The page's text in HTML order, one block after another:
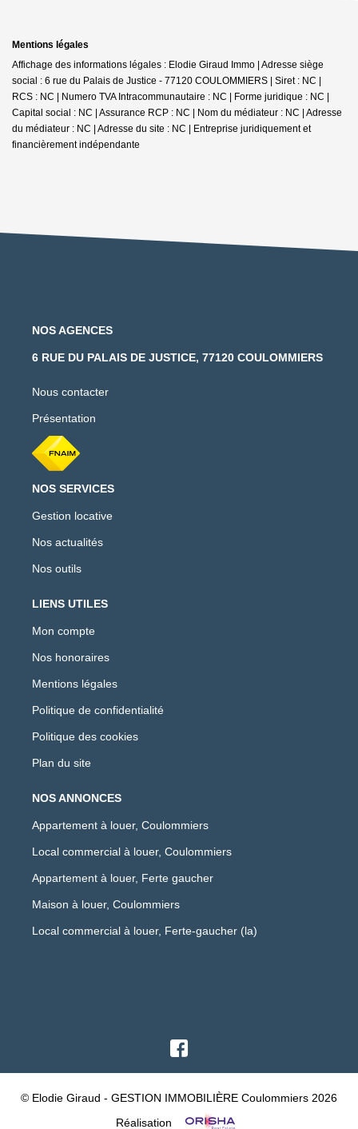
Mentions légales
Affichage des informations légales : Elodie Giraud Immo | Adresse siège
social : 6 rue du Palais de Justice - 77120 COULOMMIERS | Siret : NC |
RCS : NC | Numero TVA Intracommunautaire : NC | Forme juridique : NC |
Capital social : NC | Assurance RCP : NC | Nom du médiateur : NC | Adresse
du médiateur : NC | Adresse du site : NC | Entreprise juridiquement et
financièrement indépendante
NOS AGENCES
6 RUE DU PALAIS DE JUSTICE, 77120 COULOMMIERS
Nous contacter
Présentation
NOS SERVICES
Gestion locative
Nos actualités
Nos outils
LIENS UTILES
Mon compte
Nos honoraires
Mentions légales
Politique de confidentialité
Politique des cookies
Plan du site
NOS ANNONCES
Appartement à louer, Coulommiers
Local commercial à louer, Coulommiers
Appartement à louer, Ferte gaucher
Maison à louer, Coulommiers
Local commercial à louer, Ferte-gaucher (la)
© Elodie Giraud - GESTION IMMOBILIÈRE Coulommiers 2026
Réalisation